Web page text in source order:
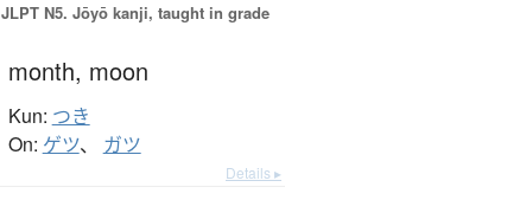
JLPT N5. Jōyō kanji, taught in grade
month, moon
Kun: つき
On: ゲツ、 ガツ
Details ▸